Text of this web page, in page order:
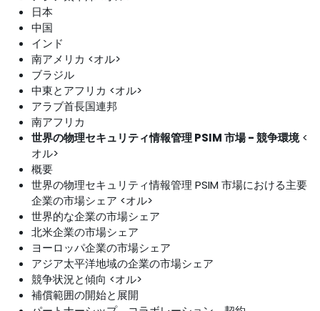
日本
中国
インド
南アメリカ <オル>
ブラジル
中東とアフリカ <オル>
アラブ首長国連邦
南アフリカ
世界の物理セキュリティ情報管理 PSIM 市場 - 競争環境<
オル>
概要
世界の物理セキュリティ情報管理 PSIM 市場における主要
企業の市場シェア <オル>
世界的な企業の市場シェア
北米企業の市場シェア
ヨーロッパ企業の市場シェア
アジア太平洋地域の企業の市場シェア
競争状況と傾向 <オル>
補償範囲の開始と展開